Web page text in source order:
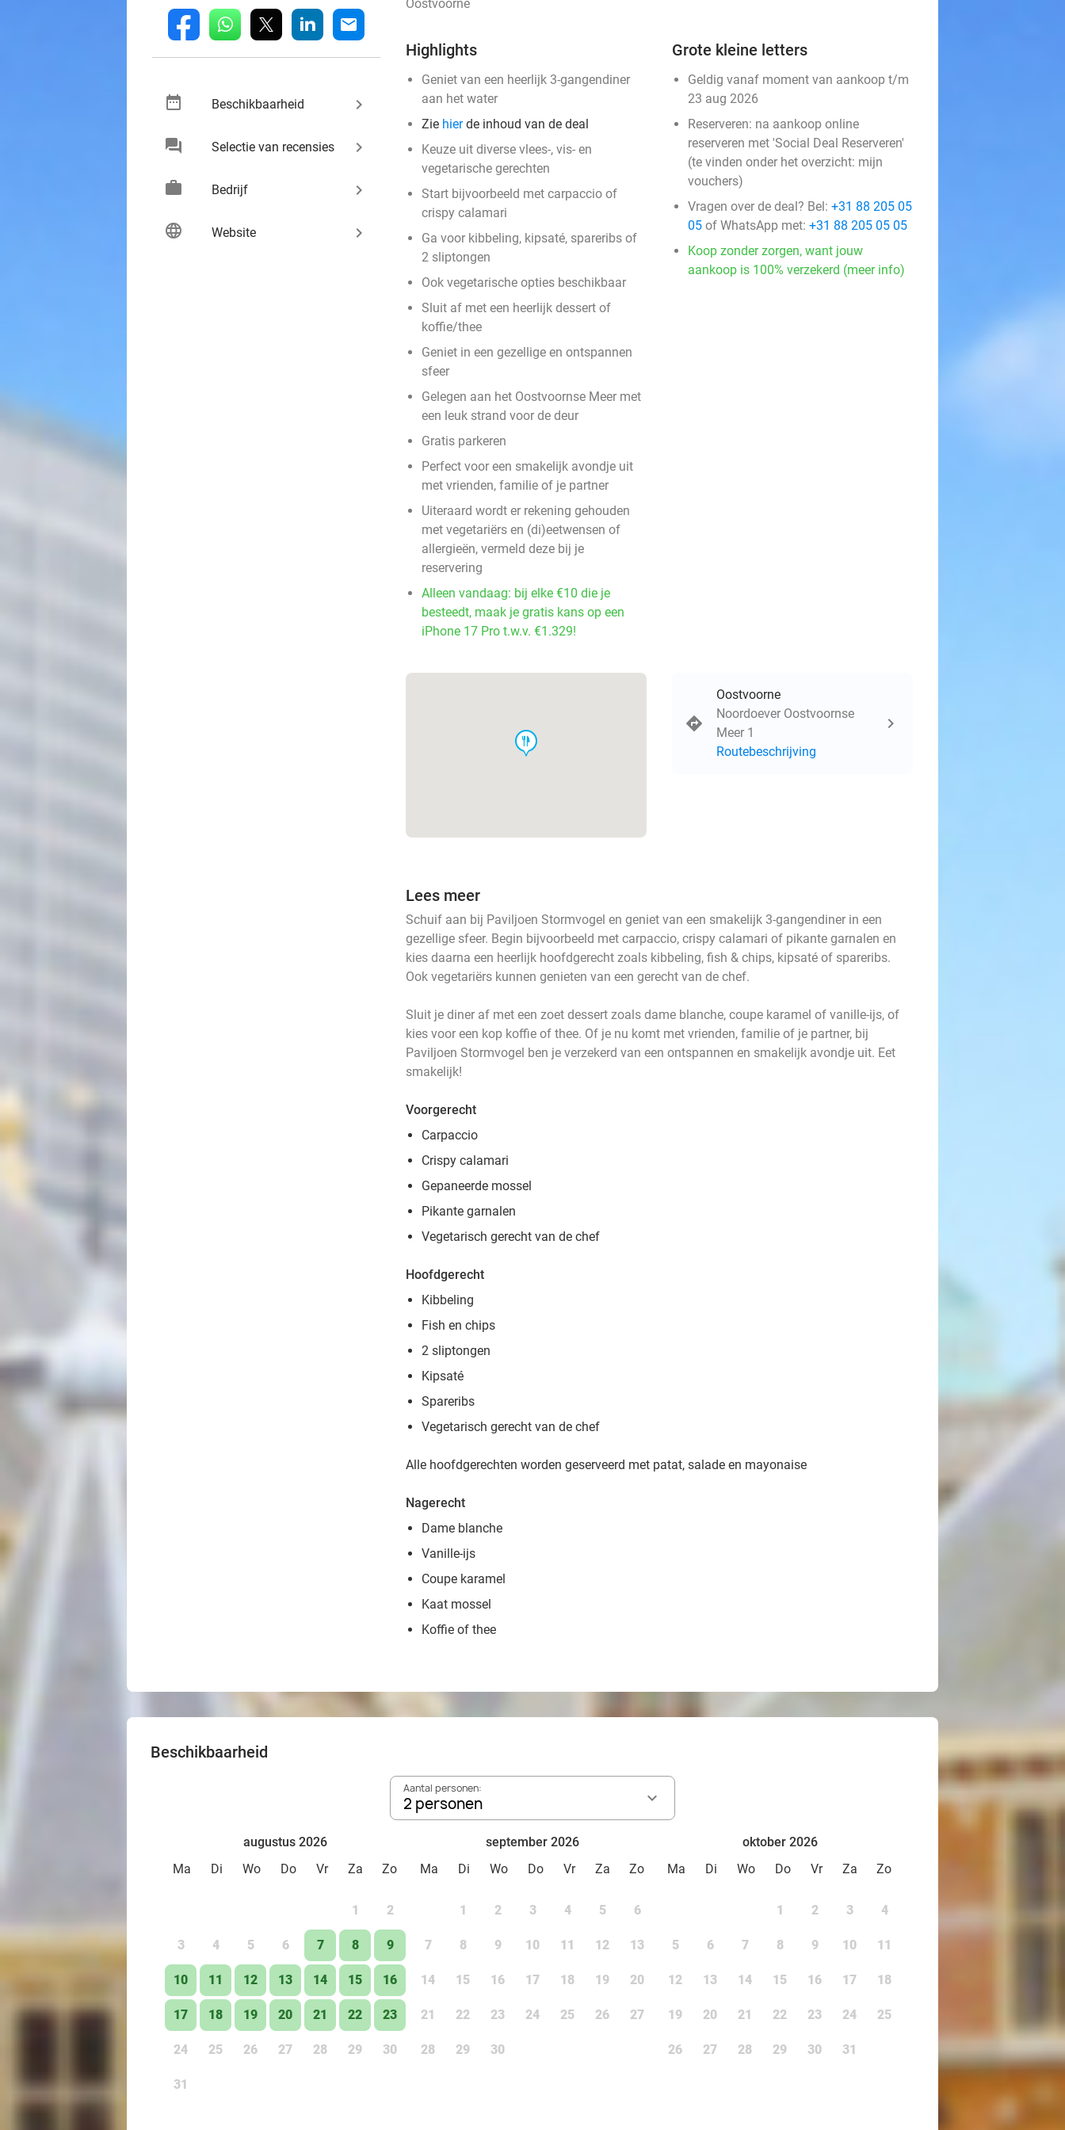
fb whatsapp linkedin mail
date_range Beschikbaarheid keyboard_arrow_right
chat Selectie van recensies keyboard_arrow_right
work Bedrijf keyboard_arrow_right
language Website keyboard_arrow_right
Oostvoorne
Highlights
Geniet van een heerlijk 3-gangendiner
aan het water
Zie hierde inhoud van de deal
Keuze uit diverse vlees-, vis- en
vegetarische gerechten
Start bijvoorbeeld met carpaccio of
crispy calamari
Ga voor kibbeling, kipsaté, spareribs of
2 sliptongen
Ook vegetarische opties beschikbaar
Sluit af met een heerlijk dessert of
koffie/thee
Geniet in een gezellige en ontspannen
sfeer
Gelegen aan het Oostvoornse Meer met
een leuk strand voor de deur
Gratis parkeren
Perfect voor een smakelijk avondje uit
met vrienden, familie of je partner
Uiteraard wordt er rekening gehouden
met vegetariërs en (di)eetwensen of
allergieën, vermeld deze bij je
reservering
Alleen vandaag: bij elke €10 die je
besteedt, maak je gratis kans op een
iPhone 17 Pro t.w.v. €1.329!
Grote kleine letters
Geldig vanaf moment van aankoop t/m
23 aug 2026
Reserveren: na aankoop online
reserveren met 'Social Deal Reserveren'
(te vinden onder het overzicht: mijn
vouchers)
Vragen over de deal? Bel: +31 88 205 05
05 of WhatsApp met: +31 88 205 05 05
Koop zonder zorgen, want jouw
aankoop is 100% verzekerd (meer info)
food
Oostvoorne
Noordoever Oostvoornse
Meer 1
Routebeschrijving
Lees meer
Schuif aan bij Paviljoen Stormvogel en geniet van een smakelijk 3-gangendiner in een
gezellige sfeer. Begin bijvoorbeeld met carpaccio, crispy calamari of pikante garnalen en
kies daarna een heerlijk hoofdgerecht zoals kibbeling, fish & chips, kipsaté of spareribs.
Ook vegetariërs kunnen genieten van een gerecht van de chef.
Sluit je diner af met een zoet dessert zoals dame blanche, coupe karamel of vanille-ijs, of
kies voor een kop koffie of thee. Of je nu komt met vrienden, familie of je partner, bij
Paviljoen Stormvogel ben je verzekerd van een ontspannen en smakelijk avondje uit. Eet
smakelijk!
Voorgerecht
Carpaccio
Crispy calamari
Gepaneerde mossel
Pikante garnalen
Vegetarisch gerecht van de chef
Hoofdgerecht
Kibbeling
Fish en chips
2 sliptongen
Kipsaté
Spareribs
Vegetarisch gerecht van de chef
Alle hoofdgerechten worden geserveerd met patat, salade en mayonaise
Nagerecht
Dame blanche
Vanille-ijs
Coupe karamel
Kaat mossel
Koffie of thee
Beschikbaarheid
Aantal personen:
2 personen
augustus 2026
Ma
Di Wo Do Vr Za Zo
1 2
3 4 5 6 7 8 9
10 11 12 13 14 15 16
17 18 19 20 21 22 23
24 25 26 27 28 29 30
31
september 2026
Ma
Di Wo Do Vr Za Zo
1 2 3 4 5 6
7 8 9 10 11 12 13
14 15 16 17 18 19 20
21 22 23 24 25 26 27
28 29 30
oktober 2026
Ma
Di Wo Do Vr Za Zo
1 2 3 4
5 6 7 8 9 10 11
12 13 14 15 16 17 18
19 20 21 22 23 24 25
26 27 28 29 30 31